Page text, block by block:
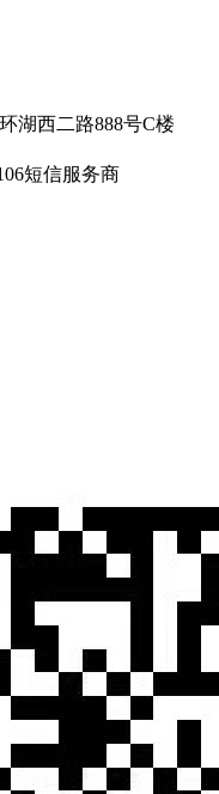
湖西二路888号C楼
短信服务商